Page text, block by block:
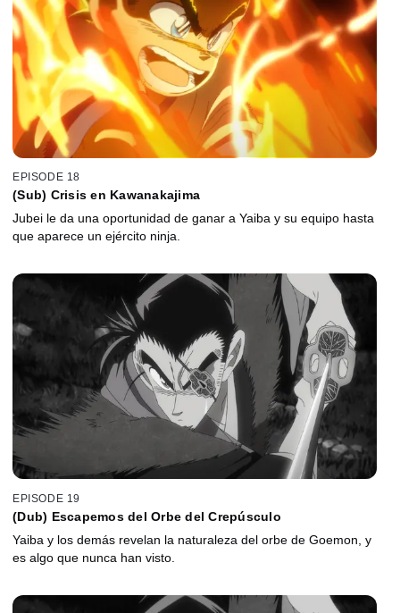
EPISODE 18
(Sub) Crisis en Kawanakajima
Jubei le da una oportunidad de ganar a Yaiba y su equipo hasta
que aparece un ejército ninja.
EPISODE 19
(Dub) Escapemos del Orbe del Crepúsculo
Yaiba y los demás revelan la naturaleza del orbe de Goemon, y
es algo que nunca han visto.